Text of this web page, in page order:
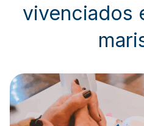
vivenciados